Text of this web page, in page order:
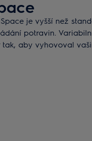
je vyšší než
potravin.
tak, aby vyhovoval